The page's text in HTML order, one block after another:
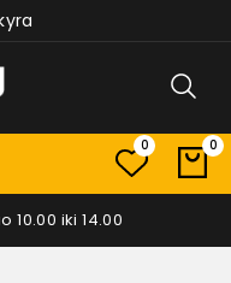
0 0
iki 14.00